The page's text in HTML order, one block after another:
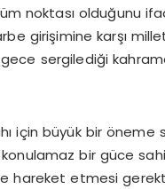
noktası olduğunu
girişimine karşı
sergilediği
için büyük bir
bir güce
hareket etmesi